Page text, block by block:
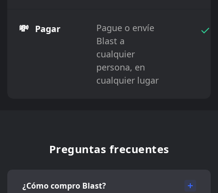
💸 Pagar
Pague o envíe
Blast a
cualquier
persona, en
cualquier lugar
✓
Preguntas frecuentes
¿Cómo compro Blast?